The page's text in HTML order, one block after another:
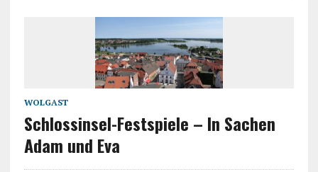
WOLGAST
Schlossinsel-Festspiele – In Sachen
Adam und Eva